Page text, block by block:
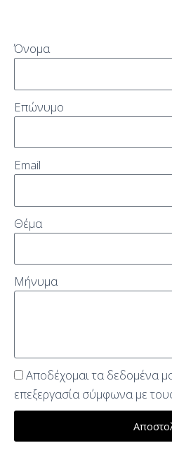
Όνομα
Επώνυμο
Email
Θέμα
Μήνυμα
Αποδέχομαι τα δεδομένα
επεξεργασία σύμφωνα με